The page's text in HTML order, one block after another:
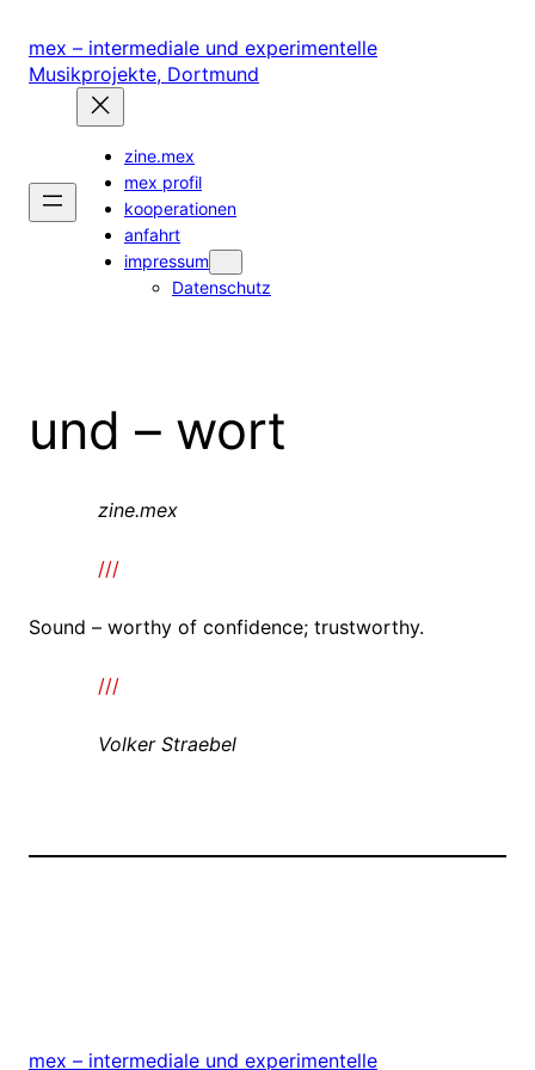
Inhalt
springen
mex – intermediale und experimentelle
Musikprojekte, Dortmund
zine.mex
mex profil
kooperationen
anfahrt
impressum
Datenschutz
und – wort
zine.mex
///
Sound – worthy of confidence; trustworthy.
///
Volker Straebel
mex – intermediale und experimentelle